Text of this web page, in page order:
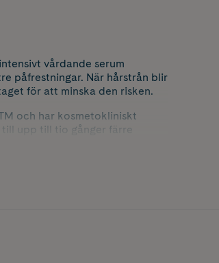
vårdande serum
påfrestningar. När hårstrån blir
för att minska den risken.
och har kosmetokliniskt
upp till tio gånger färre